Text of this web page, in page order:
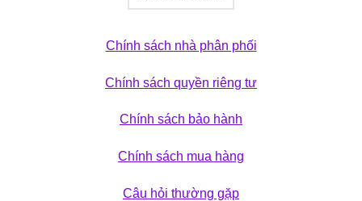
Chính sách nhà phân phối
Chính sách quyền riêng tư
Chính sách bảo hành
Chính sách mua hàng
Câu hỏi thường gặp